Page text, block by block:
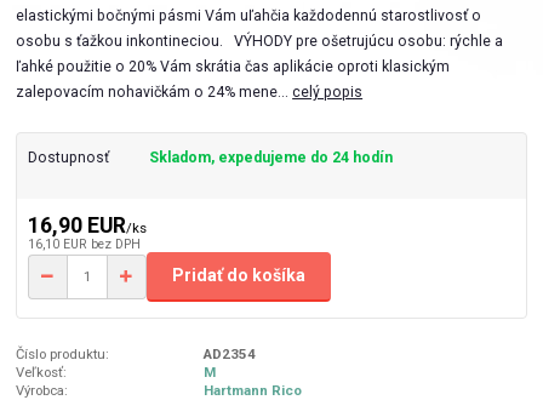
elastickými bočnými pásmi Vám uľahčia každodennú starostlivosť o
osobu s ťažkou inkontineciou. VÝHODY pre ošetrujúcu osobu: rýchle a
ľahké použitie o 20% Vám skrátia čas aplikácie oproti klasickým
zalepovacím nohavičkám o 24% mene...celý popis
Dostupnosť Skladom, expedujeme do 24 hodín
16,90 EUR/ks
16,10 EUR bez DPH
Pridať do košíka
Číslo produktu:
AD2354
Veľkosť:
M
Výrobca:
Hartmann Rico